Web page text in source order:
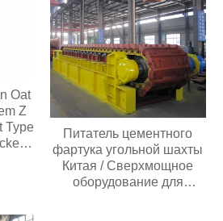
Oat
Z
Type
Питатель цементного
фартука угольной шахты
Китая / Сверхмощное
оборудование для